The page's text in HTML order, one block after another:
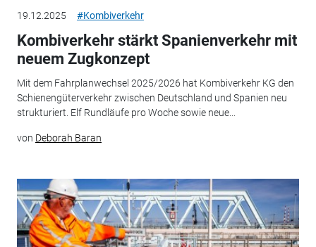
19.12.2025 #Kombiverkehr
Kombiverkehr stärkt Spanienverkehr mit
neuem Zugkonzept
Mit dem Fahrplanwechsel 2025/2026 hat Kombiverkehr KG den
Schienengüterverkehr zwischen Deutschland und Spanien neu
strukturiert. Elf Rundläufe pro Woche sowie neue...
von Deborah Baran